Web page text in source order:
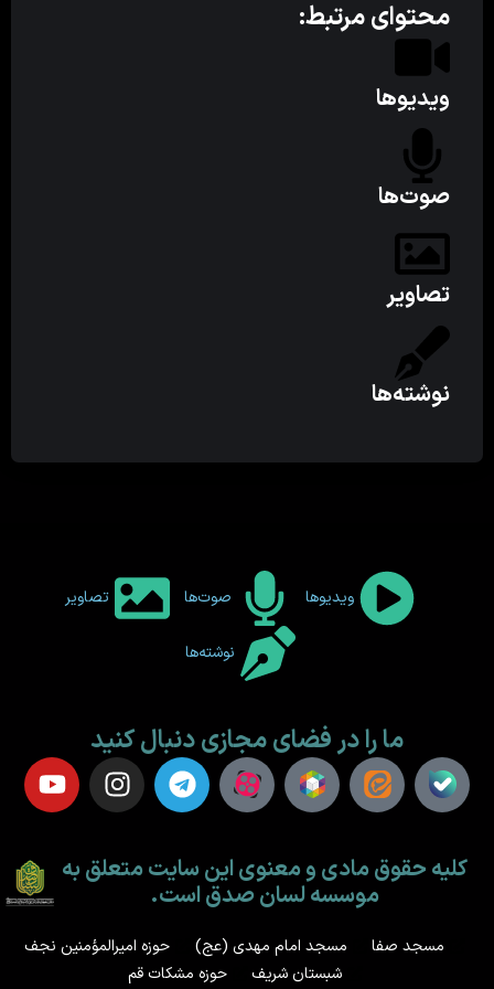
محتوای مرتبط:
ویدیوها
صوت‌ها
تصاویر
نوشته‌ها
ویدیوها صوت‌ها تصاویر
نوشته‌ها
ما را در فضای مجازی دنبال کنید
کلیه حقوق مادی و معنوی این سایت متعلق به
موسسه لسان صدق است.
مسجد صفا مسجد امام مهدی (عج)
حوزه امیرالمؤمنین نجف
شبستان شریف
حوزه مشکات قم